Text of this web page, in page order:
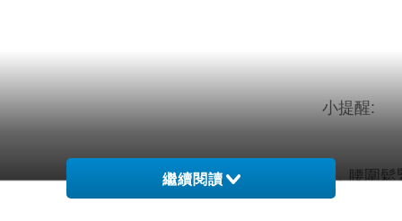
小提醒:
有內裡，腰圍鬆
繼續閱讀